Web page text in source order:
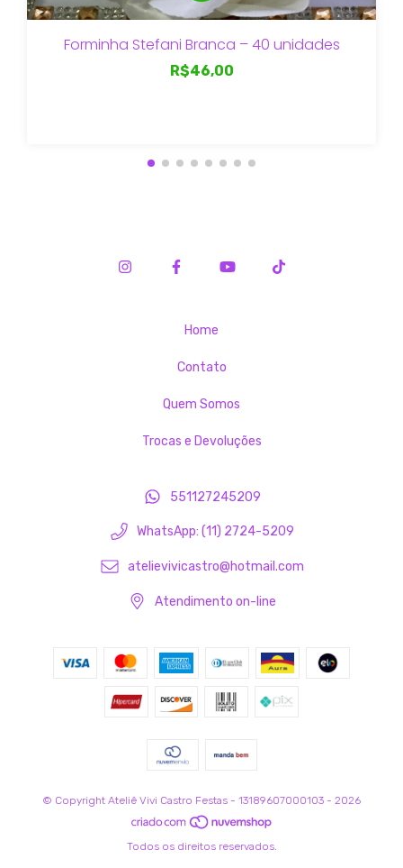
Forminha Stefani Branca – 40 unidades
R$46,00
Home
Contato
Quem Somos
Trocas e Devoluções
551127245209
WhatsApp: (11) 2724-5209
atelievivicastro@hotmail.com
Atendimento on-line
© Copyright Ateliê Vivi Castro Festas - 13189607000103 - 2026
Todos os direitos reservados.